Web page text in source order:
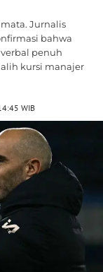
Jurnalis
bahwa
penuh
kursi manajer
WIB